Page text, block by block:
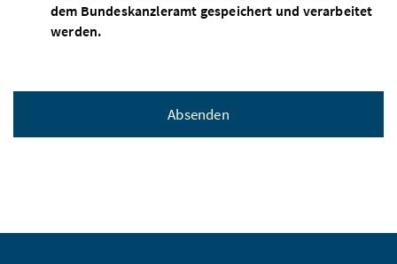
dem Bundeskanzleramt gespeichert und verarbeitet
werden.